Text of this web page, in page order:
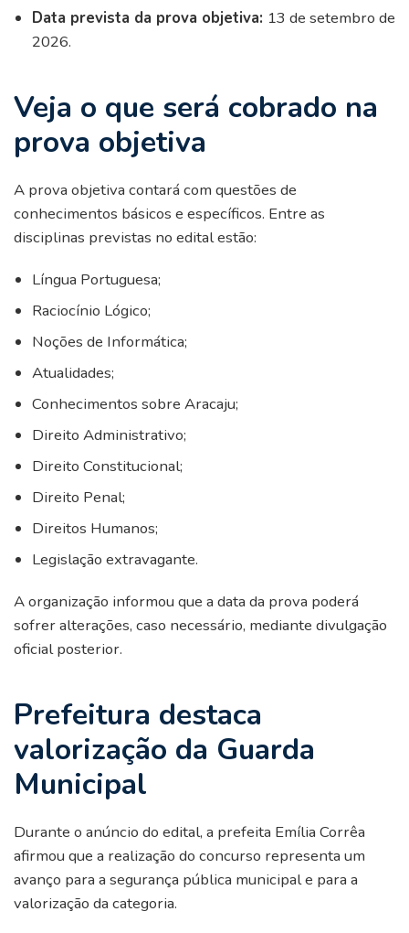
Data prevista da prova objetiva: 13 de setembro de
2026.
Veja o que será cobrado na
prova objetiva
A prova objetiva contará com questões de
conhecimentos básicos e específicos. Entre as
disciplinas previstas no edital estão:
Língua Portuguesa;
Raciocínio Lógico;
Noções de Informática;
Atualidades;
Conhecimentos sobre Aracaju;
Direito Administrativo;
Direito Constitucional;
Direito Penal;
Direitos Humanos;
Legislação extravagante.
A organização informou que a data da prova poderá
sofrer alterações, caso necessário, mediante divulgação
oficial posterior.
Prefeitura destaca
valorização da Guarda
Municipal
Durante o anúncio do edital, a prefeita Emília Corrêa
afirmou que a realização do concurso representa um
avanço para a segurança pública municipal e para a
valorização da categoria.